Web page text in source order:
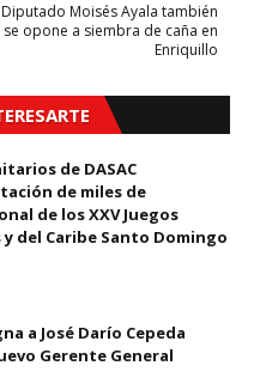
Diputado Moisés Ayala también
se opone a siembra de caña en
Enriquillo
de DASAC
de miles de
de los XXV Juegos
del Caribe Santo Domingo
a José Darío Cepeda
Gerente General